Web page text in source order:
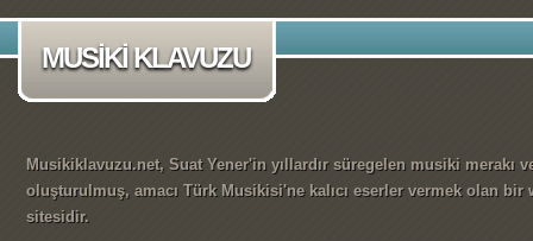
MUSİKİ KLAVUZU
Musikiklavuzu.net, Suat Yener'in yıllardır süregelen musiki merakı
oluşturulmuş, amacı Türk Musikisi'ne kalıcı eserler vermek olan bir
sitesidir.